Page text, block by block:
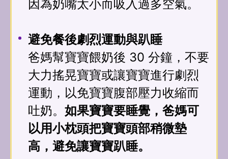
因為奶嘴太小而吸入過多空氣。
避免餐後劇烈運動與趴睡
爸媽幫寶寶餵奶後 30 分鐘，不要
大力搖晃寶寶或讓寶寶進行劇烈
運動，以免寶寶腹部壓力收縮而
吐奶。如果寶寶要睡覺，爸媽可
以用小枕頭把寶寶頭部稍微墊
高，避免讓寶寶趴睡。